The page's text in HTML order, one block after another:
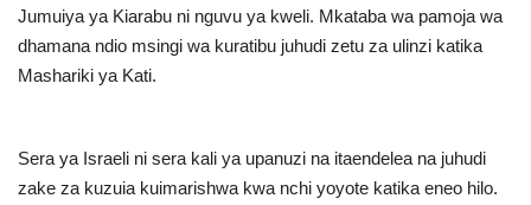
Jumuiya ya Kiarabu ni nguvu ya kweli. Mkataba wa pamoja wa
dhamana ndio msingi wa kuratibu juhudi zetu za ulinzi katika
Mashariki ya Kati.
Sera ya Israeli ni sera kali ya upanuzi na itaendelea na juhudi
zake za kuzuia kuimarishwa kwa nchi yoyote katika eneo hilo.